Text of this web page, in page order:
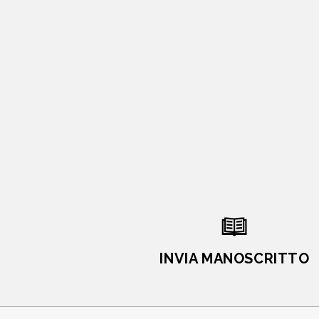
INVIA MANOSCRITTO